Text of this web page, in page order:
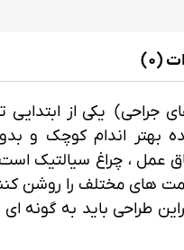
(0)
جراحی) یکی از
بهتر اندام کوچک و
عمل ، چراغ سیالتیک
های مختلف را روشن
طراحی باید به